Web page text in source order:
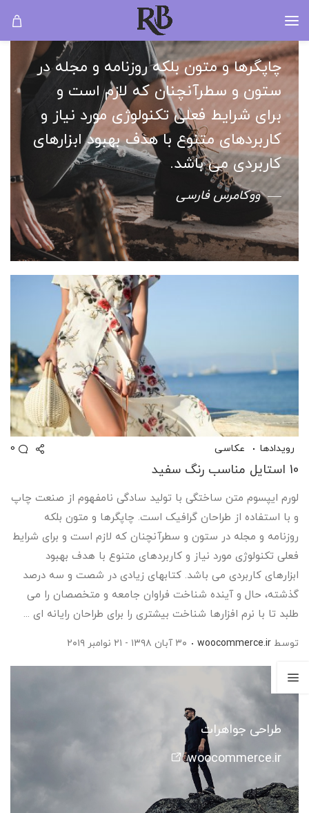
چاپگرها و متون بلکه روزنامه و مجله در
ستون و سطرآنچنان که لازم است و
برای شرایط فعلی تکنولوژی مورد نیاز و
کاربردهای متنوع با هدف بهبود ابزارهای
کاربردی می باشد.
ووکامرس فارسی
رویدادها عکاسی 0
10 استایل مناسب رنگ سفید
لورم ایپسوم متن ساختگی با تولید سادگی نامفهوم از صنعت چاپ
و با استفاده از طراحان گرافیک است. چاپگرها و متون بلکه
روزنامه و مجله در ستون و سطرآنچنان که لازم است و برای شرایط
فعلی تکنولوژی مورد نیاز و کاربردهای متنوع با هدف بهبود
ابزارهای کاربردی می باشد. کتابهای زیادی در شصت و سه درصد
گذشته، حال و آینده شناخت فراوان جامعه و متخصصان را می
طلبد تا با نرم افزارها شناخت بیشتری را برای طراحان رایانه ای ...
توسط woocommerce.ir ۳۰ آبان ۱۳۹۸ - ۲۱ نوامبر ۲۰۱۹
طراحی جواهرات
woocommerce.ir